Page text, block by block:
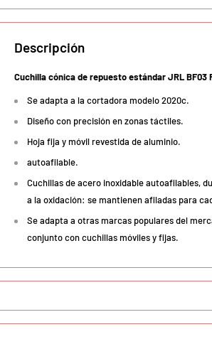
Descripción
Cuchilla cónica de repuesto estándar JRL BF03
Se adapta a la cortadora modelo 2020c.
Diseño con precisión en zonas táctiles.
Hoja fija y móvil revestida de aluminio.
autoafilable.
Cuchillas de acero inoxidable autoafilables,
a la oxidación: se mantienen afiladas para
Se adapta a otras marcas populares del
conjunto con cuchillas móviles y fijas.